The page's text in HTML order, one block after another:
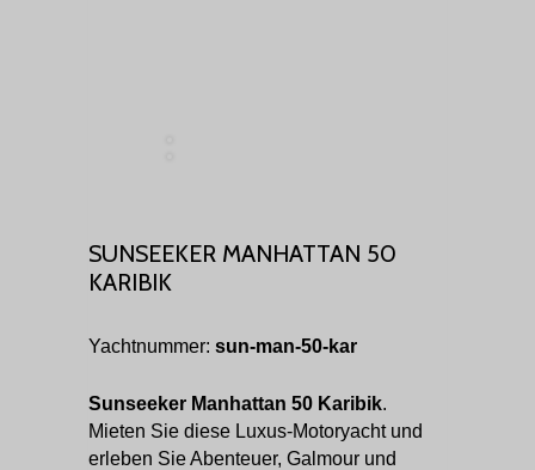
SUNSEEKER MANHATTAN 50
KARIBIK
Yachtnummer: sun-man-50-kar
Sunseeker Manhattan 50 Karibik.
Mieten Sie diese Luxus-Motoryacht und
erleben Sie Abenteuer, Galmour und